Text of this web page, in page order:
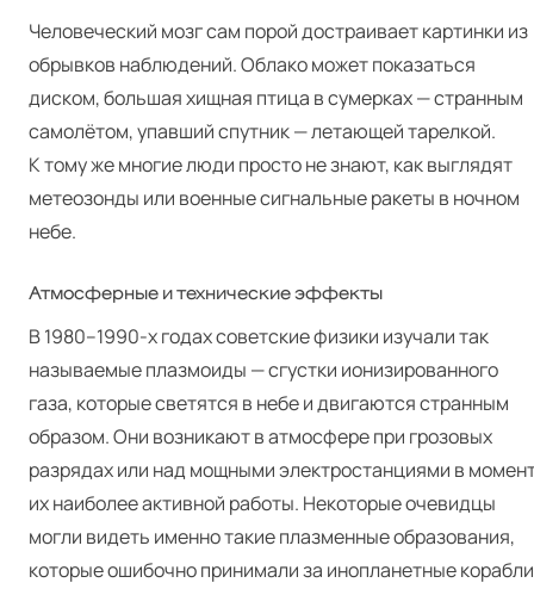
Человеческий мозг сам порой достраивает картинки из
обрывков наблюдений. Облако может показаться
диском, большая хищная птица в сумерках — странным
самолётом, упавший спутник — летающей тарелкой.
К тому же многие люди просто не знают, как выглядят
метеозонды или военные сигнальные ракеты в ночном
небе.
Атмосферные и технические эффекты
В 1980–1990‑х годах советские физики изучали так
называемые плазмоиды — сгустки ионизированного
газа, которые светятся в небе и двигаются странным
образом. Они возникают в атмосфере при грозовых
разрядах или над мощными электростанциями в
их наиболее активной работы. Некоторые очевидцы
могли видеть именно такие плазменные образования,
которые ошибочно принимали за инопланетные корабли